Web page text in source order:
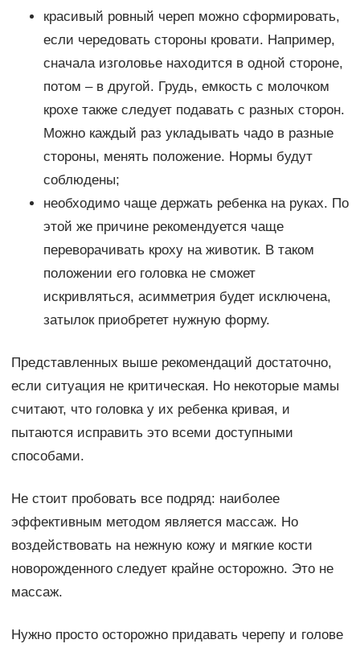
красивый ровный череп можно сформировать,
если чередовать стороны кровати. Например,
сначала изголовье находится в одной стороне,
потом – в другой. Грудь, емкость с молочком
крохе также следует подавать с разных сторон.
Можно каждый раз укладывать чадо в разные
стороны, менять положение. Нормы будут
соблюдены;
необходимо чаще держать ребенка на руках. По
этой же причине рекомендуется чаще
переворачивать кроху на животик. В таком
положении его головка не сможет
искривляться, асимметрия будет исключена,
затылок приобретет нужную форму.
Представленных выше рекомендаций достаточно,
если ситуация не критическая. Но некоторые мамы
считают, что головка у их ребенка кривая, и
пытаются исправить это всеми доступными
способами.
Не стоит пробовать все подряд: наиболее
эффективным методом является массаж. Но
воздействовать на нежную кожу и мягкие кости
новорожденного следует крайне осторожно. Это не
массаж.
Нужно просто осторожно придавать черепу и голове